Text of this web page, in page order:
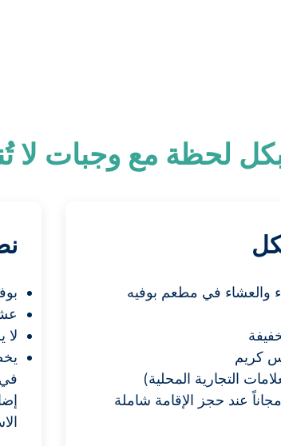
لحظة مع وجبات لا
والعشاء في مطعم بوفيه
كريم
التجارية المحلية)
عند حجز الإقامة شاملة
لا